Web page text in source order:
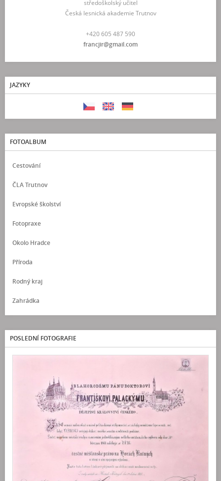
středoškolský učitel
Česká lesnická akademie Trutnov
+420 605 487 590
francjir@gmail.com
JAZYKY
FOTOALBUM
Cestování
ČLA Trutnov
Evropské školství
Fotopraxe
Okolo Hradce
Příroda
Rodný kraj
Zahrádka
POSLEDNÍ FOTOGRAFIE